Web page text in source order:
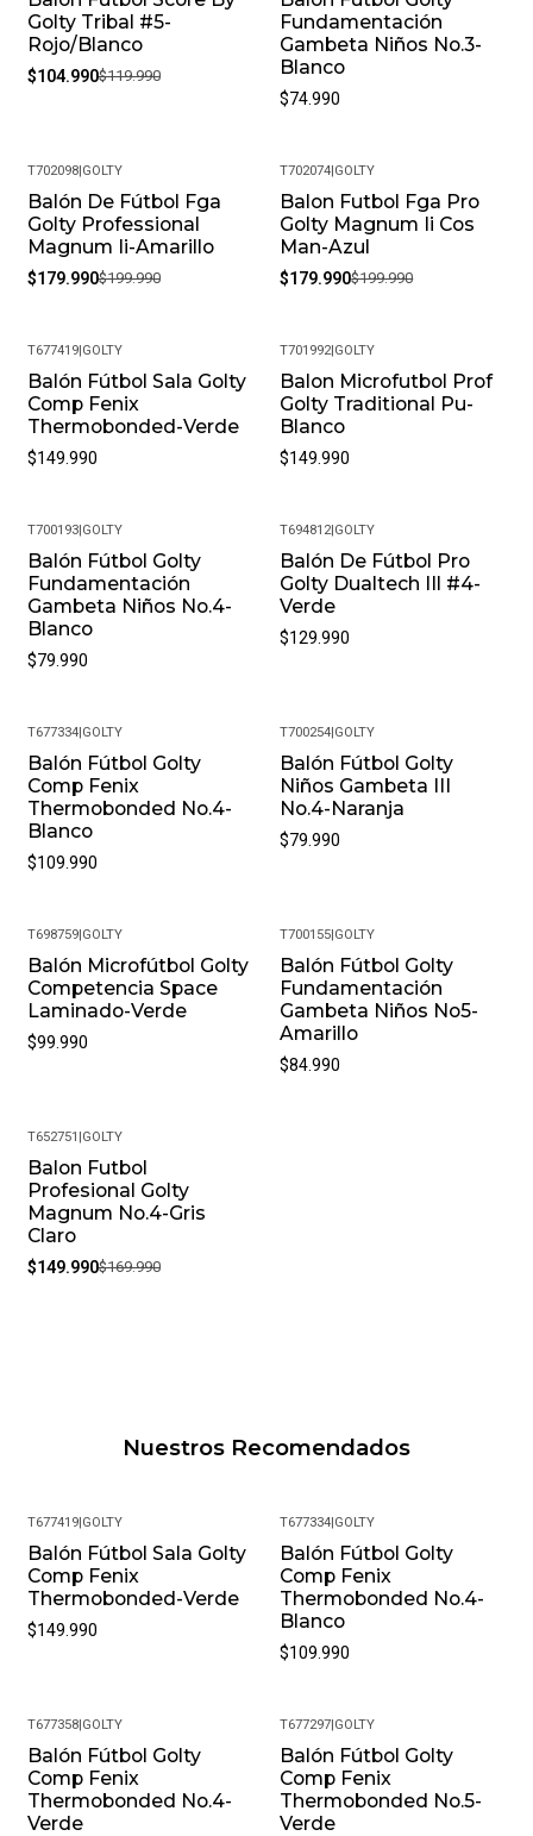
Golty Tribal #5-
Rojo/Blanco
$104.990$119.990
Fundamentación
Gambeta Niños No.3-
Blanco
$74.990
-10%
T702098| GOLTY
Balón De Fútbol Fga
Golty Professional
Magnum Ii-Amarillo
$179.990$199.990
-10%
T702074 GOLTY
Balon Futbol Fga Pro
Golty Magnum Ii Cos
Man-Azul
$179.990$199.990
T677419| GOLTY
Balón Fútbol Sala Golty
Comp Fenix
Thermobonded-Verde
$149.990
T701992| GOLTY
Balon Microfutbol Prof
Golty Traditional Pu-
Blanco
$149.990
T700193| GOLTY
Balón Fútbol Golty
Fundamentación
Gambeta Niños No.4-
Blanco
$79.990
T694812| GOLTY
Balón De Fútbol Pro
Golty Dualtech IIl #4-
Verde
$129.990
T677334| GOLTY
Balón Fútbol Golty
Comp Fenix
Thermobonded No.4-
Blanco
$109.990
T700254 GOLTY
Balón Fútbol Golty
Niños Gambeta III
No.4-Naranja
$79.990
T698759|GOLTY
Balón Microfútbol Golty
Competencia Space
Laminado-Verde
$99.990
T700155|GOLTY
Balón Fútbol Golty
Fundamentación
Gambeta Niños No5-
Amarillo
$84.990
-12%
T652751 |GOLTY
Balon Futbol
Profesional Golty
Magnum No.4-Gris
Claro
$149.990$169.990
Nuestros Recomendados
T677419| GOLTY
Balón Fútbol Sala Golty
Comp Fenix
Thermobonded-Verde
$149.990
T677334 GOLTY
Balón Fútbol Golty
Comp Fenix
Thermobonded No.4-
Blanco
$109.990
T677358| GOLTY
Balón Fútbol Golty
Comp Fenix
Thermobonded No.4-
Verde
T677297 GOLTY
Balón Fútbol Golty
Comp Fenix
Thermobonded No.5-
Verde